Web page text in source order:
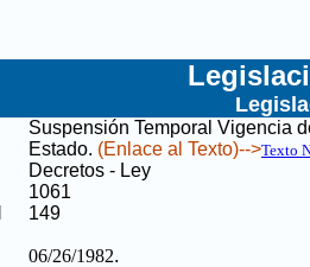
Suspensión Temporal Vigencia
Estado. (Enlace al Texto)-->Texto
Decretos - Ley
1061
149
06/26/1982.